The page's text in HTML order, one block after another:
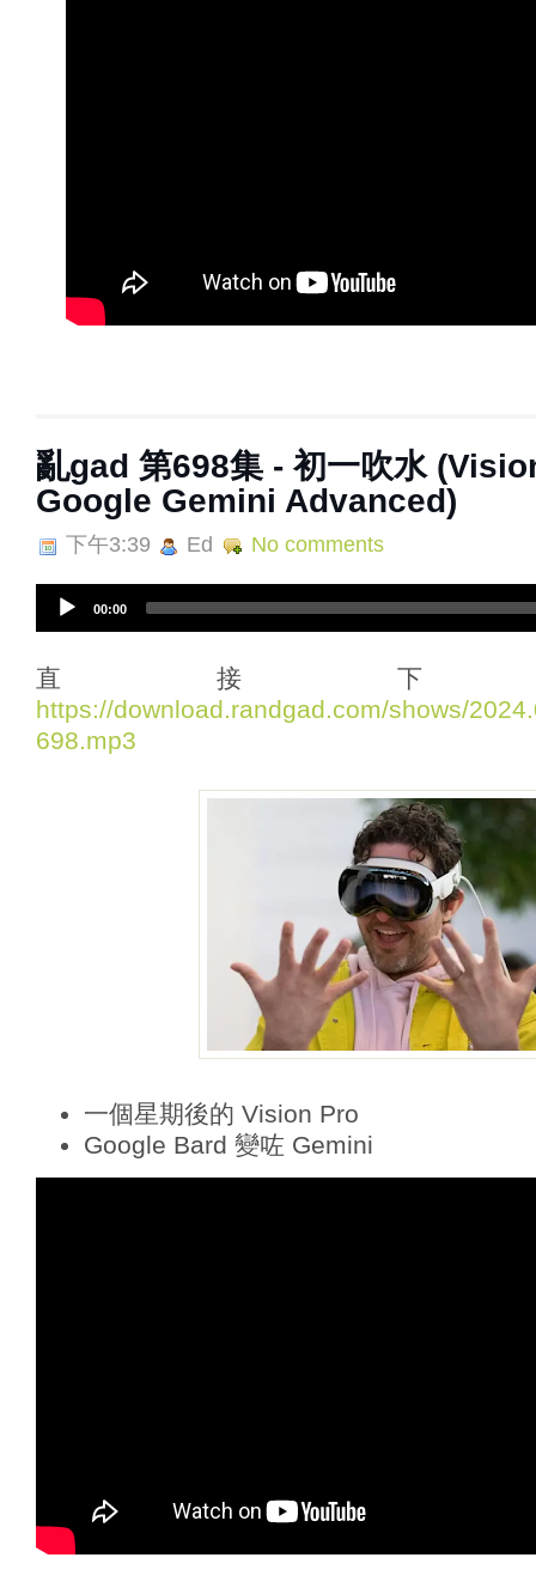
亂‌‌‌gad‌‌‌ ‌‌‌‌‌第‌‌‌698集 - 初一吹水
Google Gemini Advanced)
下午3:39 Ed No comments
i
o
P
l
00:00
直接
https://download.randgad.com/shows/
698.mp3
一個星期後的 Vision Pro
Google Bard 變咗 Gemini